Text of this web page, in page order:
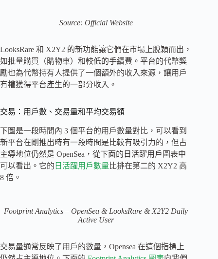
Source: Official Website
LooksRare 和 X2Y2 的新功能讓它們在市場上脫穎而出，
如批量購買（購物車）和較低的手續費。平台的代幣獎
勵也為代幣持有人提供了一個額外的收入來源，讓用戶
有權獲得平台產生的一部分收入。
交易：用戶數、交易量和平均交易額
下圖是一段時間內 3 個平台的用戶數量對比，可以看到
新平台在剛推出時有一段時間是比較有吸引力的，但占
主導地位仍然是 OpenSea，從下面的日活躍用戶圖表中
可以看出。它的 日活躍用戶數量 比排在第二的 X2Y2 高
8 倍。
Footprint Analytics – OpenSea & LooksRare & X2Y2 Daily
Active User
交易量通常反映了用戶的數量，Opensea 在這個指標上